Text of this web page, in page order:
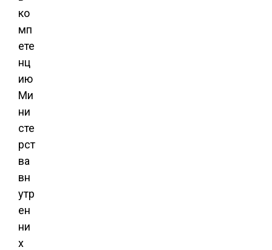
ко
мп
ете
нц
ию
Ми
ни
сте
рст
ва
вн
утр
ен
ни
х